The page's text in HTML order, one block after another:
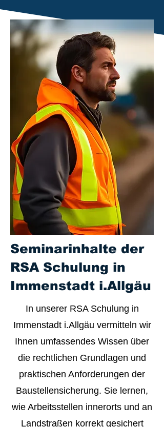
Seminarinhalte der
RSA Schulung in
Immenstadt i.Allgäu
In unserer RSA Schulung in
Immenstadt i.Allgäu vermitteln wir
Ihnen umfassendes Wissen über
die rechtlichen Grundlagen und
praktischen Anforderungen der
Baustellensicherung. Sie lernen,
wie Arbeitsstellen innerorts und an
Landstraßen korrekt gesichert